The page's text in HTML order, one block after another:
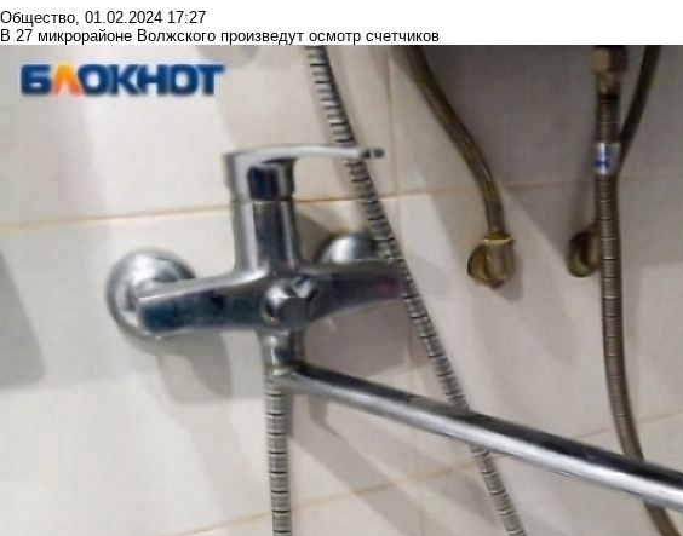
Общество, 01.02.2024 17:27
В 27 микрорайоне Волжского произведут осмотр счетчиков